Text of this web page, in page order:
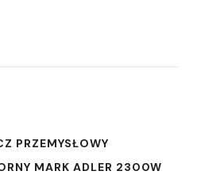
PRZEMYSŁOWY
MARK ADLER 2300W